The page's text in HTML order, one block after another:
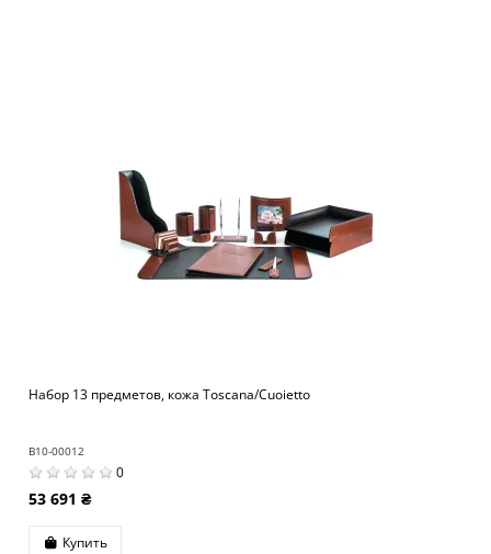
Набор 13 предметов, кожа Toscana/Cuoietto
B10-00012
0
53 691 ₴
Купить